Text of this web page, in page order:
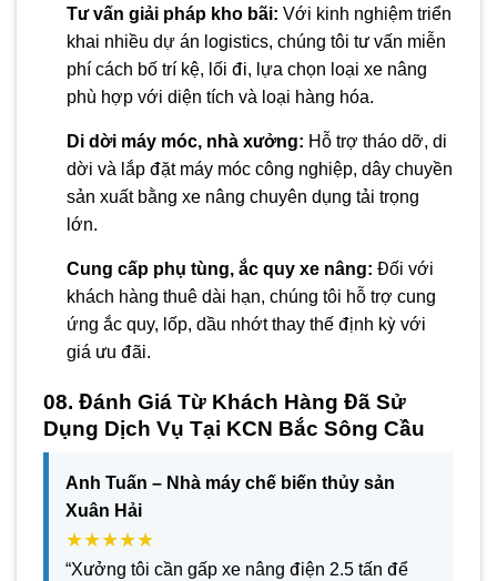
Tư vấn giải pháp kho bãi: Với kinh nghiệm triển
khai nhiều dự án logistics, chúng tôi tư vấn miễn
phí cách bố trí kệ, lối đi, lựa chọn loại xe nâng
phù hợp với diện tích và loại hàng hóa.
Di dời máy móc, nhà xưởng: Hỗ trợ tháo dỡ, di
dời và lắp đặt máy móc công nghiệp, dây chuyền
sản xuất bằng xe nâng chuyên dụng tải trọng
lớn.
Cung cấp phụ tùng, ắc quy xe nâng: Đối với
khách hàng thuê dài hạn, chúng tôi hỗ trợ cung
ứng ắc quy, lốp, dầu nhớt thay thế định kỳ với
giá ưu đãi.
08. Đánh Giá Từ Khách Hàng Đã Sử
Dụng Dịch Vụ Tại KCN Bắc Sông Cầu
Anh Tuấn – Nhà máy chế biến thủy sản
Xuân Hải
★★★★★
“Xưởng tôi cần gấp xe nâng điện 2.5 tấn để